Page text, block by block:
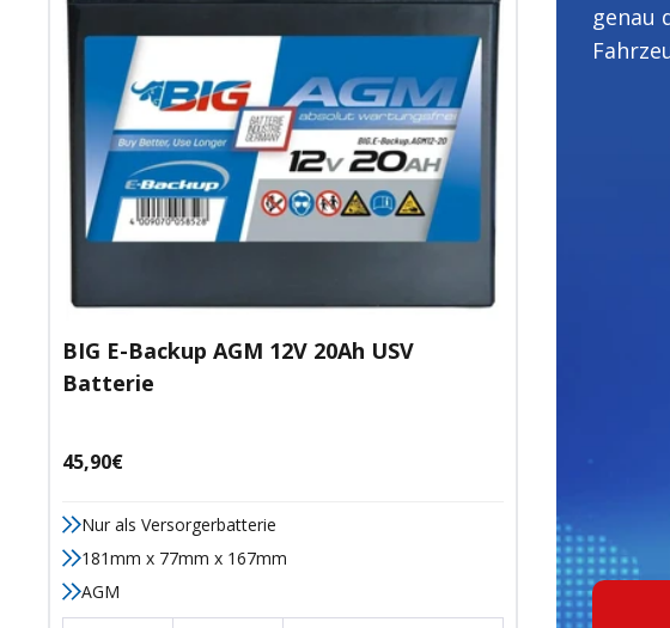
BIG E-Backup AGM 12V 20Ah USV
Batterie
Angebotspreis
45,90€
Nur als Versorgerbatterie
181mm x 77mm x 167mm
AGM
genau